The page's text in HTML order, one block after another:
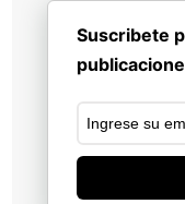
Suscribete